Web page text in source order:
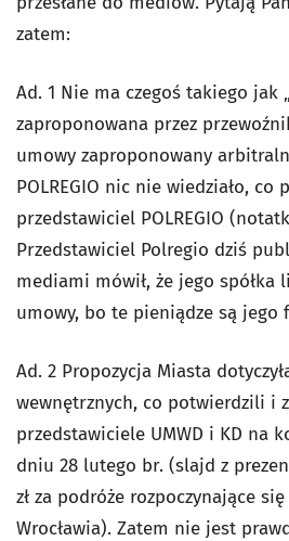
zatem:
Ad. 1 Nie ma czegoś takiego jak
zaproponowana przez
umowy zaproponowany
POLREGIO nic nie wiedziało, co
przedstawiciel POLREGIO
Przedstawiciel Polregio dziś
mediami mówił, że jego spółka
umowy, bo te pieniądze są jego
Ad. 2 Propozycja Miasta
wewnętrznych, co potwierdzili i
przedstawiciele UMWD i KD na
dniu 28 lutego br. (slajd z
zł za podróże rozpoczynające
Wrocławia). Zatem nie jest